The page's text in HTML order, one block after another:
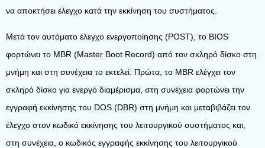
να αποκτήσει έλεγχο κατά την εκκίνηση του συστήματος.
Μετά τον αυτόματο έλεγχο ενεργοποίησης (POST), το BIOS
φορτώνει το MBR (Master Boot Record) από τον σκληρό δίσκο στη
μνήμη και στη συνέχεια το εκτελεί. Πρώτα, το MBR ελέγχει τον
σκληρό δίσκο για ενεργό διαμέρισμα, στη συνέχεια φορτώνει την
εγγραφή εκκίνησης του DOS (DBR) στη μνήμη και μεταβιβάζει τον
έλεγχο στον κωδικό εκκίνησης του λειτουργικού συστήματος και,
στη συνέχεια, ο κωδικός εγγραφής εκκίνησης του λειτουργικού